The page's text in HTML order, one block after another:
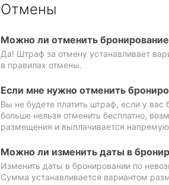
Отмены
Можно ли отменить
Да! Штраф за отмену устанавливает
в правилах отмены.
Если мне нужно отменить
Вы не будете платить штраф, если у вас
больше нельзя отменить бесплатно,
размещения и выплачивается
Можно ли изменить даты в
Изменить даты в бронировании по
Сумма устанавливается вариантом